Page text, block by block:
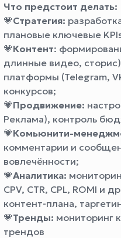
Что предстоит делать:
💗Стратегия:
плановые ключевые
💗Контент:
длинные видео,
платформы (Telegram,
конкурсов;
💗Продвижение:
Реклама), контроль
💗Комьюнити-
комментарии и
вовлечённости;
💗Аналитика:
CPV, CTR, CPL, ROMI и
контент-плана,
💗Тренды: мониторинг
трендов